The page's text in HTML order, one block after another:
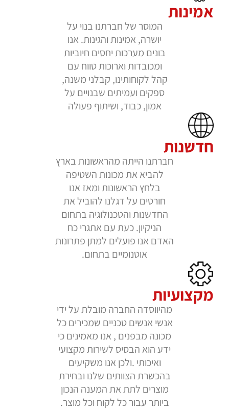
קיטוריות
תעשייתיות
תעשייתיים
חלקי
חילוף
אביזרים
אמינות
המוסר של חברתנו בנוי על
יושרה, אמינות והגינות. אנו
בונים מערכות יחסים חיוביות
ומכובדות וארוכות טווח עם
קהל לקוחותינו, קבלני משנה,
ספקים ועמיתים שבנויים על
אמון, כבוד, ושיתוף פעולה
חדשנות
חברתנו הייתה מהראשונות בארץ
להביא את מכונות השטיפה
בלחץ הראשונות ומאז אנו
חורטים על דגלנו להוביל את
החדשנות והטכנולוגיה בתחום
הניקיון. כעת עם אתגרי כח
האדם אנו פועלים למתן פתרונות
אוטנומיים בתחום.
מקצועיות
מהיווסדה החברה מובלת על ידי
אנשי אנשים טכניים שמכירים כל
מכונה מבפנים , אנו מאמינים כי
ידע הוא הבסיס לשירות מקצועי
ואיכותי .ולכן אנו משקיעים
בהכשרת הצוותים שלנו ובחירת
מוצרים לתת את המענה הנכון
ביותר עבור כל לקוח וכל מוצר.